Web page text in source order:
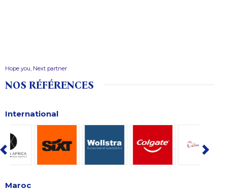
Hope you, Next partner
NOS RÉFÉRENCES
International
Maroc